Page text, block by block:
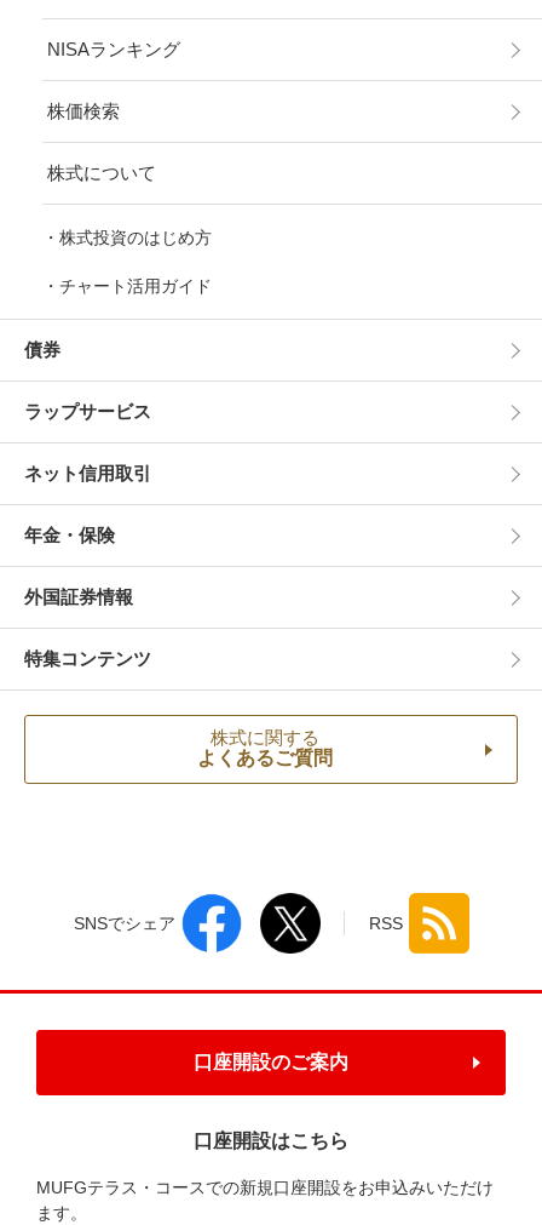
NISAランキング
株価検索
株式について
株式投資のはじめ方
チャート活用ガイド
債券
ラップサービス
ネット信用取引
年金・保険
外国証券情報
特集コンテンツ
株式に関する
よくあるご質問
SNSでシェア RSS
口座開設のご案内
口座開設はこちら
MUFGテラス・コースでの新規口座開設をお申込みいただけ
ます。